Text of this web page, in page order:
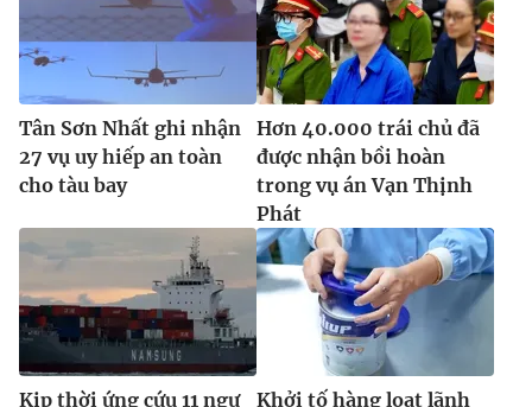
Tân Sơn Nhất ghi nhận
27 vụ uy hiếp an toàn
cho tàu bay
Hơn 40.000 trái chủ đã
được nhận bồi hoàn
trong vụ án Vạn Thịnh
Phát
Kịp thời ứng cứu 11 ngư
Khởi tố hàng loạt lãnh